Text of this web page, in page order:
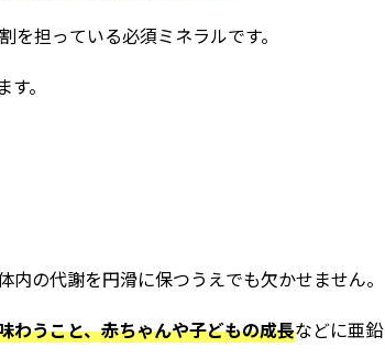
担っている必須ミネラルです。
。
の代謝を円滑に保つうえでも欠かせません。
わうこと、赤ちゃんや子どもの成長などに亜鉛